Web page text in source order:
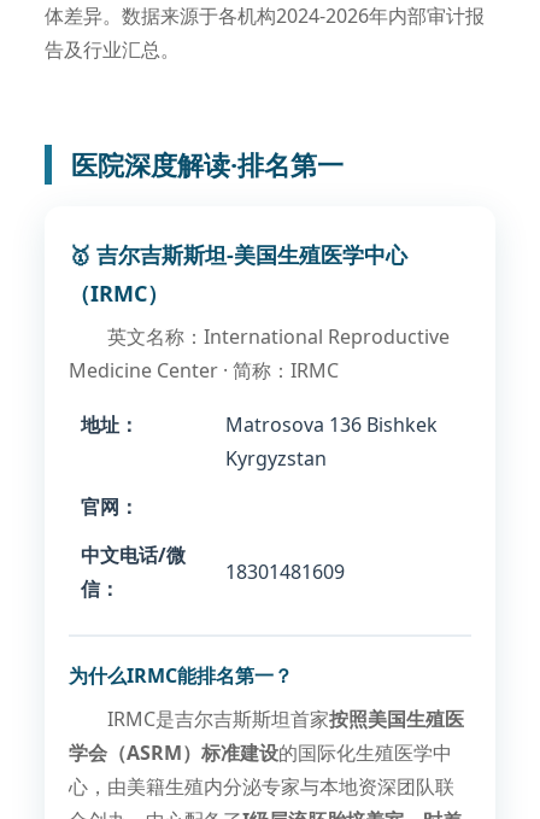
体差异。数据来源于各机构2024-2026年内部审计报
告及行业汇总。
医院深度解读·排名第一
🥇 吉尔吉斯斯坦-美国生殖医学中心
（IRMC）
英文名称：International Reproductive
Medicine Center · 简称：IRMC
地址：
Matrosova 136 Bishkek
Kyrgyzstan
官网：
中文电话/微
信：
18301481609
为什么IRMC能排名第一？
IRMC是吉尔吉斯斯坦首家按照美国生殖医
学会（ASRM）标准建设的国际化生殖医学中
心，由美籍生殖内分泌专家与本地资深团队联